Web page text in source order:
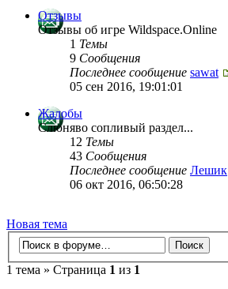
Отзывы
Отзывы об игре Wildspace.Online
1 Темы
9 Сообщения
Последнее сообщение sawat
05 сен 2016, 19:01:01
Жалобы
Слюняво сопливый раздел...
12 Темы
43 Сообщения
Последнее сообщение Лешик
06 окт 2016, 06:50:28
Новая тема
1 тема » Страница 1 из 1